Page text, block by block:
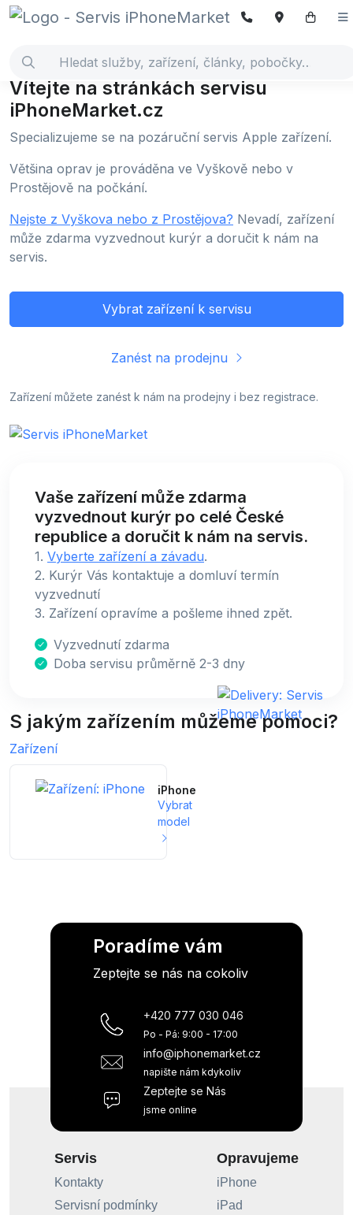
Vítejte na stránkách servisu
iPhoneMarket.cz
Specializujeme se na pozáruční servis Apple zařízení.
Většina oprav je prováděna ve Vyškově nebo v
Prostějově na počkání.
Nejste z Vyškova nebo z Prostějova? Nevadí, zařízení
může zdarma vyzvednout kurýr a doručit k nám na
servis.
Vybrat zařízení k servisu
Zanést na prodejnu
Zařízení můžete zanést k nám na prodejny i bez registrace.
Vaše zařízení může zdarma
vyzvednout kurýr po celé České
republice a doručit k nám na servis.
1. Vyberte zařízení a závadu.
2. Kurýr Vás kontaktuje a domluví termín
vyzvednutí
3. Zařízení opravíme a pošleme ihned zpět.
Vyzvednutí zdarma
Doba servisu průměrně 2-3 dny
S jakým zařízením můžeme pomoci?
Zařízení
iPhone
Vybrat
model
Poradíme vám
Zeptejte se nás na cokoliv
+420 777 030 046
Po - Pá: 9:00 - 17:00
info@iphonemarket.cz
napište nám kdykoliv
Zeptejte se Nás
jsme online
Servis
Kontakty
Servisní podmínky
Opravujeme
iPhone
iPad